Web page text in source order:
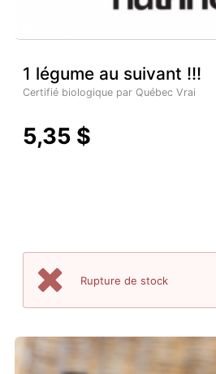
1 légume au suivant !!!
Certifié biologique par Québec Vrai
5,35 $
Rupture de stock